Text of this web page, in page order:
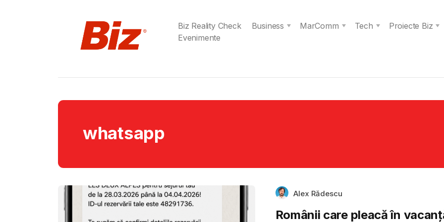
Biz Reality Check Business MarComm Tech
Proiecte Biz
Evenimente
whatsapp
Alex Rădescu
Românii care pleacă în